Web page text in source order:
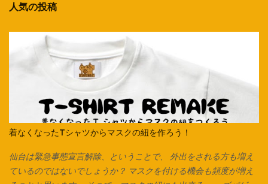
人気の投稿
着なくなったTシャツからマスクの紐を作ろう！
仙台は緊急事態宣言解除、ということで、 外出をされる方も増え
ているのではないでしょうか？ マスクを付ける機会も頻度が増え